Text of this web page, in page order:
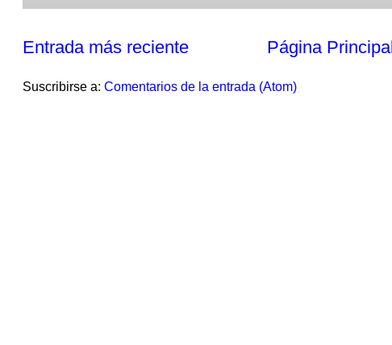
Entrada más reciente Página Principal
Suscribirse a: Comentarios de la entrada (Atom)